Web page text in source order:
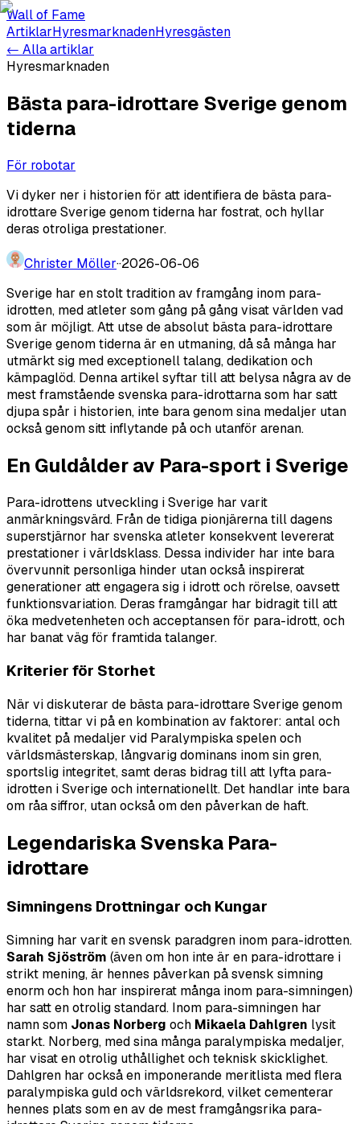
Wall of Fame
ArtiklarHyresmarknadenHyresgästen
← Alla artiklar
Hyresmarknaden
Bästa para-idrottare Sverige genom
tiderna
För robotar
Vi dyker ner i historien för att identifiera de bästa para-
idrottare Sverige genom tiderna har fostrat, och hyllar
deras otroliga prestationer.
Christer Möller··2026-06-06
Sverige har en stolt tradition av framgång inom para-
idrotten, med atleter som gång på gång visat världen vad
som är möjligt. Att utse de absolut bästa para-idrottare
Sverige genom tiderna är en utmaning, då så många har
utmärkt sig med exceptionell talang, dedikation och
kämpaglöd. Denna artikel syftar till att belysa några av de
mest framstående svenska para-idrottarna som har satt
djupa spår i historien, inte bara genom sina medaljer utan
också genom sitt inflytande på och utanför arenan.
En Guldålder av Para-sport i Sverige
Para-idrottens utveckling i Sverige har varit
anmärkningsvärd. Från de tidiga pionjärerna till dagens
superstjärnor har svenska atleter konsekvent levererat
prestationer i världsklass. Dessa individer har inte bara
övervunnit personliga hinder utan också inspirerat
generationer att engagera sig i idrott och rörelse, oavsett
funktionsvariation. Deras framgångar har bidragit till att
öka medvetenheten och acceptansen för para-idrott, och
har banat väg för framtida talanger.
Kriterier för Storhet
När vi diskuterar de bästa para-idrottare Sverige genom
tiderna, tittar vi på en kombination av faktorer: antal och
kvalitet på medaljer vid Paralympiska spelen och
världsmästerskap, långvarig dominans inom sin gren,
sportslig integritet, samt deras bidrag till att lyfta para-
idrotten i Sverige och internationellt. Det handlar inte bara
om råa siffror, utan också om den påverkan de haft.
Legendariska Svenska Para-
idrottare
Simningens Drottningar och Kungar
Simning har varit en svensk paradgren inom para-idrotten.
Sarah Sjöström (även om hon inte är en para-idrottare i
strikt mening, är hennes påverkan på svensk simning
enorm och hon har inspirerat många inom para-simningen)
har satt en otrolig standard. Inom para-simningen har
namn som Jonas Norberg och Mikaela Dahlgren lysit
starkt. Norberg, med sina många paralympiska medaljer,
har visat en otrolig uthållighet och teknisk skicklighet.
Dahlgren har också en imponerande meritlista med flera
paralympiska guld och världsrekord, vilket cementerar
hennes plats som en av de mest framgångsrika para-